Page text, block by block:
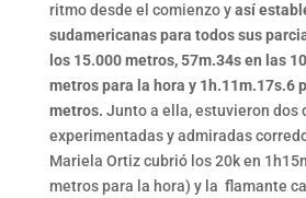
ritmo desde el comienzo yasí
sudamericanas para todos sus
los 15.000 metros, 57m.34s en las
metros para la hora y 1h.11m.17s.6
metros. Junto a ella, estuvieron dos
experimentadas y admiradas
Mariela Ortiz cubrió los 20k en
metros para la hora) y la flamante